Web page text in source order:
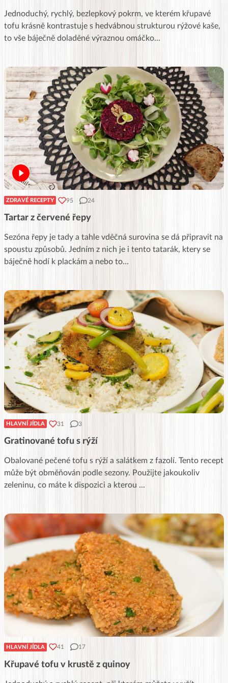
Jednoduchý, rychlý, bezlepkový pokrm, ve kterém křupavé
tofu krásně kontrastuje s hedvábnou strukturou rýžové kaše,
to vše báječně doladěné výraznou omáčko...
ZDRAVÉ RECEPTY 95 24
Tartar z červené řepy
Sezóna řepy je tady a tahle vděčná surovina se dá připravit na
spoustu způsobů. Jedním z nich je i tento tatarák, ktery se
báječně hodí k plackám a nebo to...
HLAVNÍ JÍDLA 31 3
Gratinované tofu s rýží
Obalované pečené tofu s rýží a salátkem z fazolí. Tento recept
může být obměňován podle sezony. Použijte jakoukoliv
zeleninu, co máte k dispozici a kterou ...
HLAVNÍ JÍDLA 41 17
Křupavé tofu v krustě z quinoy